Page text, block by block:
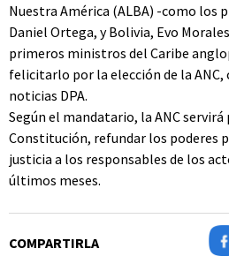
Nuestra América (ALBA) -como los
Daniel Ortega, y Bolivia, Evo
primeros ministros del Caribe
felicitarlo por la elección de la ANC,
noticias DPA.
Según el mandatario, la ANC
Constitución, refundar los poderes
justicia a los responsables de los
últimos meses.
COMPARTIRLA